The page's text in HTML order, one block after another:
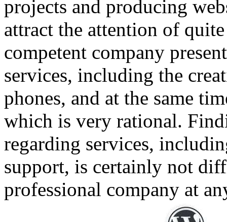
projects and producing
attract the attention of
competent company
services, including the
phones, and at the same
which is very rational.
regarding services,
support, is certainly not
professional company at